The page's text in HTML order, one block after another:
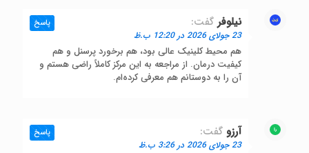
نیلوفر گفت:
23 جولای 2026 در 12:20 ب.ظ
هم محیط کلینیک عالی بود، هم برخورد پرسنل و هم
کیفیت درمان. از مراجعه به این مرکز کاملاً راضی هستم و
آن را به دوستانم هم معرفی کرده‌ام.
پاسخ
آرزو گفت:
23 جولای 2026 در 3:26 ب.ظ
پاسخ